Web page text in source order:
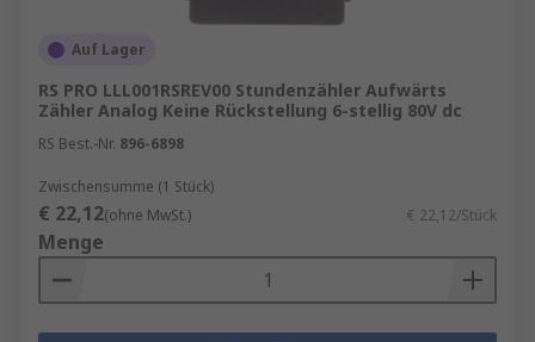
Auf Lager
RS PRO LLL001RSREV00 Stundenzähler Aufwärts
Zähler Analog Keine Rückstellung 6-stellig 80V dc
RS Best.-Nr. 896-6898
Zwischensumme (1 Stück)
€ 22,12(ohne MwSt.) € 22,12/Stück
Menge